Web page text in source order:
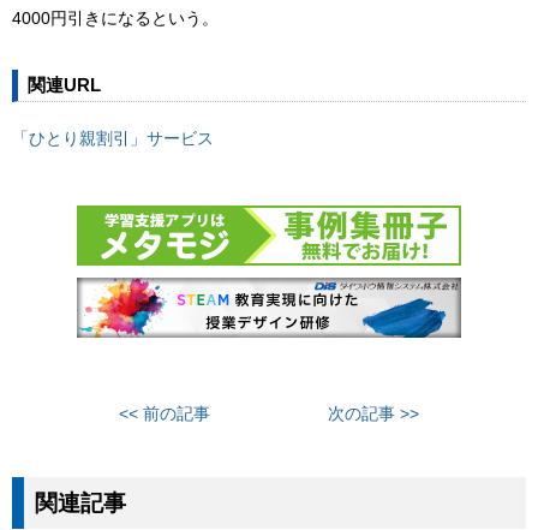
4000円引きになるという。
関連URL
「ひとり親割引」サービス
<< 前の記事 次の記事 >>
関連記事